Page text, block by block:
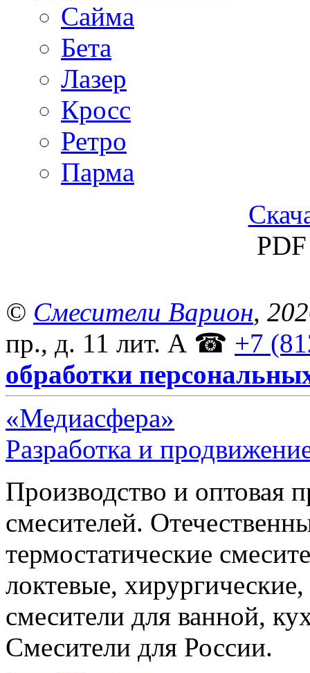
Сайма
Бета
Лазер
Кросс
Ретро
Парма
© Смесители Варион,
пр., д. 11 лит. А ☎ +7
обработки
«Медиасфера»
Разработка и
Производство и оптовая
смесителей.
термостатические
локтевые,
смесители для ванной,
Смесители для России.